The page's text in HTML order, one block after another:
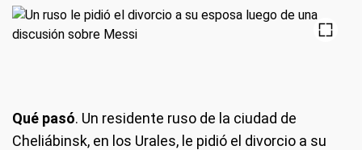
Qué pasó. Un residente ruso de la ciudad de
Cheliábinsk, en los Urales, le pidió el divorcio a su